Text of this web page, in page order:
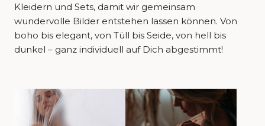
Kleidern und Sets, damit wir gemeinsam
wundervolle Bilder entstehen lassen können. Von
boho bis elegant, von Tüll bis Seide, von hell bis
dunkel – ganz individuell auf Dich abgestimmt!